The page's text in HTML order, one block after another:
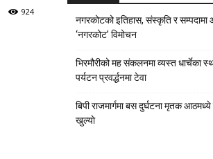
924
नगरकोटको इतिहास, संस्कृति र
‘नगरकोट’ विमोचन
भिरमौरीको मह संकलनमा व्यस्त धार्चेका
पर्यटन प्रवर्द्धनमा टेवा
बिपी राजमार्गमा बस दुर्घटना मृतक
खुल्याे